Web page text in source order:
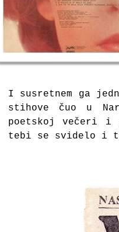
I susretnem ga
stihove čuo u
poetskoj večeri i
tebi se svidelo i